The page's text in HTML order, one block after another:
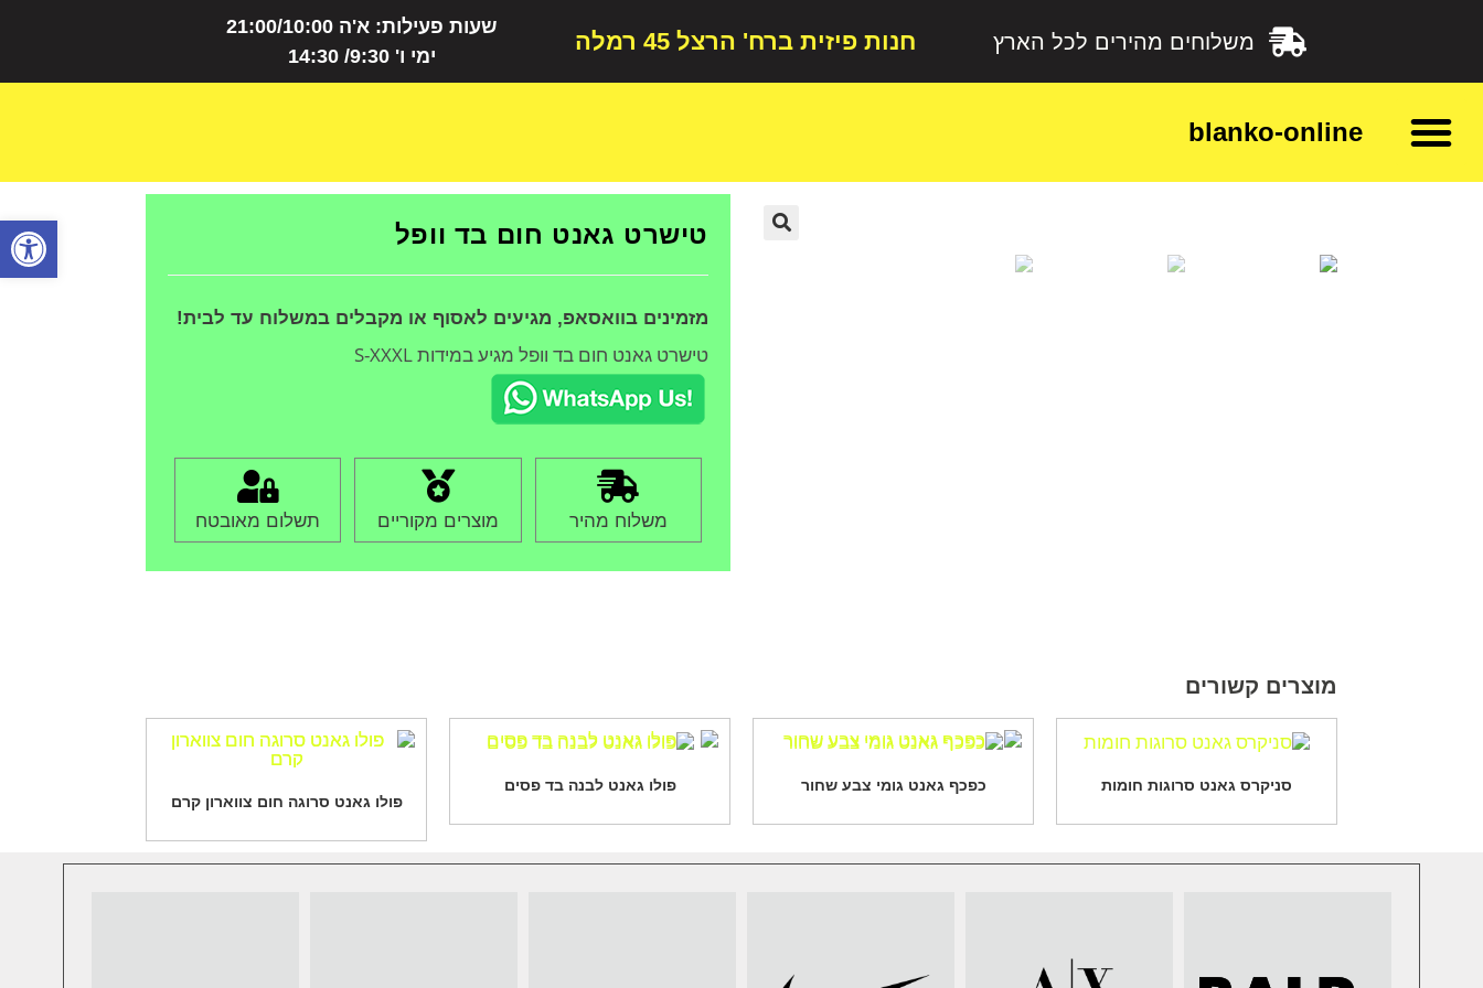
משלוחים מהירים לכל הארץ חנות פיזית ברח' הרצל 45 רמלה
שעות פעילות: א'ה 21:00/10:00
ימי ו' 9:30/ 14:30
blanko-online
טישרט גאנט חום בד וופל
מזמינים בוואסאפ, מגיעים לאסוף או מקבלים במשלוח עד לבית!
טישרט גאנט חום בד וופל מגיע במידות S-XXXL
משלוח מהיר מוצרים מקוריים תשלום מאובטח
מוצרים קשורים
סניקרס גאנט סרוגות חומות כפכף גאנט גומי צבע שחור פולו גאנט לבנה בד פסים
פולו גאנט סרוגה חום צווארון קרם